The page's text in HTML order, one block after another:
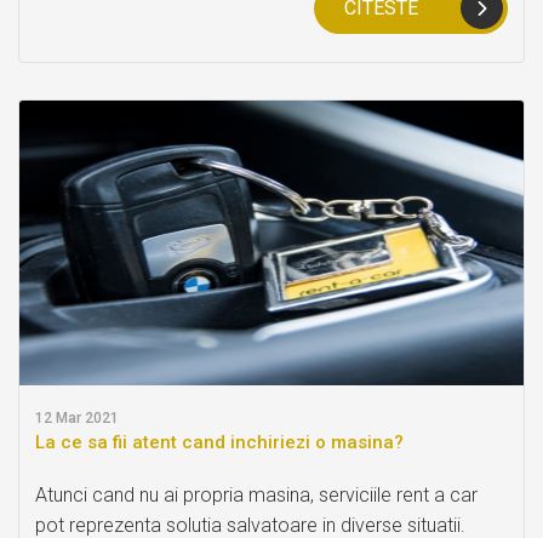
CITESTE
12 Mar 2021
La ce sa fii atent cand inchiriezi o masina?
Atunci cand nu ai propria masina, serviciile rent a car
pot reprezenta solutia salvatoare in diverse situatii.